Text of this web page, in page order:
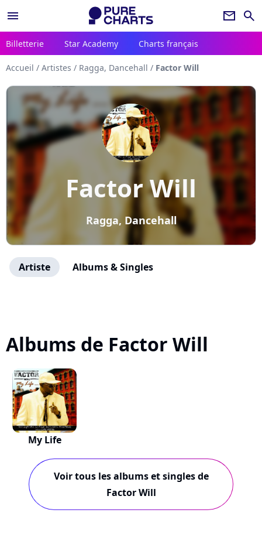
menu newsletter search
Billetterie Star Academy Charts français
Accueil / Artistes / Ragga, Dancehall / Factor Will
Factor Will
Ragga, Dancehall
Artiste Albums & Singles
Albums de Factor Will
My Life
Voir tous les albums et singles de
Factor Will